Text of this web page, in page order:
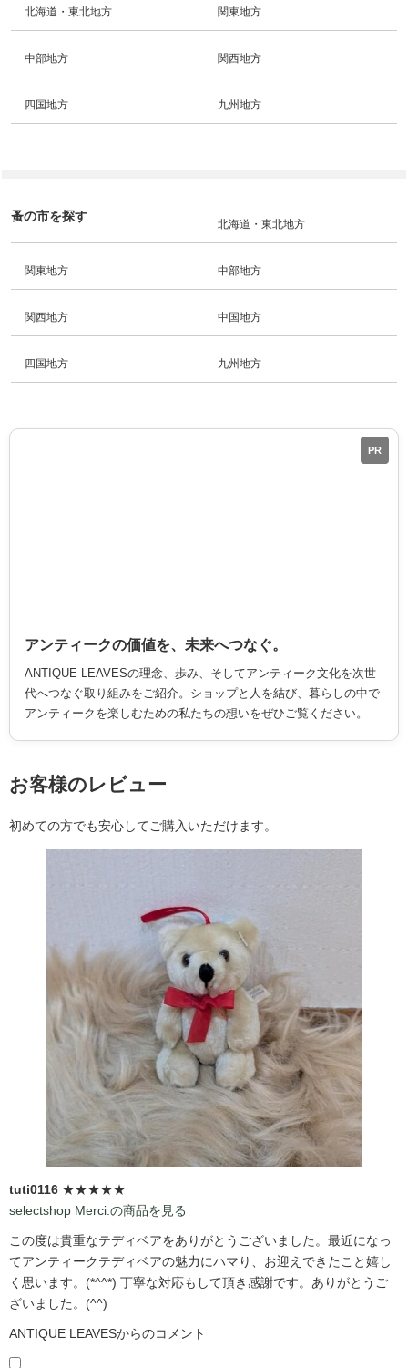
北海道・東北地方 関東地方
中部地方 関西地方
四国地方 九州地方
蚤の市を探す
北海道・東北地方
関東地方 中部地方
関西地方 中国地方
四国地方 九州地方
PR
アンティークの価値を、未来へつなぐ。
ANTIQUE LEAVESの理念、歩み、そしてアンティーク文化を次世
代へつなぐ取り組みをご紹介。ショップと人を結び、暮らしの中で
アンティークを楽しむための私たちの想いをぜひご覧ください。
お客様のレビュー
初めての方でも安心してご購入いただけます。
tuti0116 ★★★★★
selectshop Merci.の商品を見る
この度は貴重なテディベアをありがとうございました。最近になっ
てアンティークテディベアの魅力にハマり、お迎えできたこと嬉し
く思います。(*^^*) 丁寧な対応もして頂き感謝です。ありがとうご
ざいました。(^^)
ANTIQUE LEAVESからのコメント